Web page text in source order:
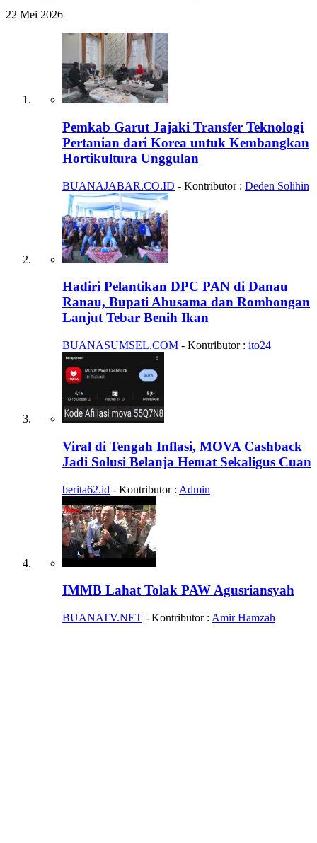
22 Mei 2026
Pemkab Garut Jajaki Transfer Teknologi
Pertanian dari Korea untuk Kembangkan
Hortikultura Unggulan
BUANAJABAR.CO.ID - Kontributor : Deden Solihin
Hadiri Pelantikan DPC PAN di Danau
Ranau, Bupati Abusama dan Rombongan
Lanjut Tebar Benih Ikan
BUANASUMSEL.COM - Kontributor : ito24
Viral di Tengah Inflasi, MOVA Cashback
Jadi Solusi Belanja Hemat Sekaligus Cuan
berita62.id - Kontributor : Admin
IMMB Lahat Tolak PAW Agusriansyah
BUANATV.NET - Kontributor : Amir Hamzah